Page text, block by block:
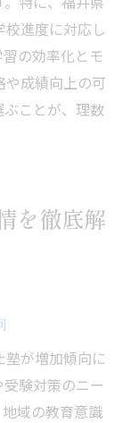
進度に対応し
の効率化とモ
や成績向上の可
ことが、理数
を徹底解
が増加傾向に
験対策のニー
域の教育意識